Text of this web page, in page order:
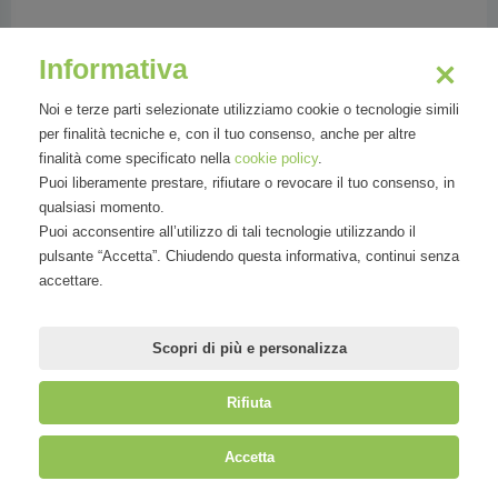
Country Manager Italy presso Vinokilo
Mirandola Comunicazione S.r.l.| P.IVA IT09580130962 | Cap. Soc.
Informativa
Noi e terze parti selezionate utilizziamo cookie o tecnologie simili
per finalità tecniche e, con il tuo consenso, anche per altre
finalità come specificato nella cookie policy.
Puoi liberamente prestare, rifiutare o revocare il tuo consenso, in
qualsiasi momento.
Puoi acconsentire all’utilizzo di tali tecnologie utilizzando il
pulsante “Accetta”. Chiudendo questa informativa, continui senza
accettare.
Scopri di più e personalizza
Rifiuta
Accetta